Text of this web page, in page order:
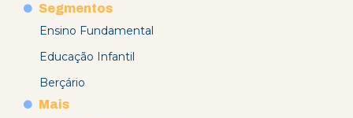
Segmentos
Ensino Fundamental
Educação Infantil
Berçário
Mais